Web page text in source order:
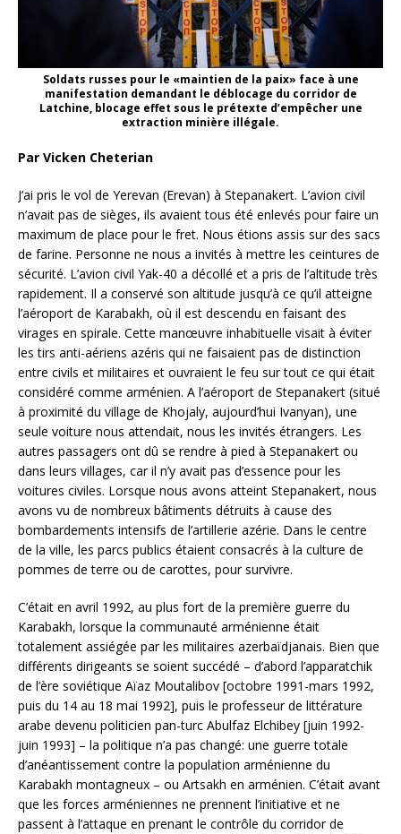
Soldats russes pour le «maintien de la paix» face à une
manifestation demandant le déblocage du corridor de
Latchine, blocage effet sous le prétexte d’empêcher une
extraction minière illégale.
Par Vicken Cheterian
J’ai pris le vol de Yerevan (Erevan) à Stepanakert. L’avion civil
n’avait pas de sièges, ils avaient tous été enlevés pour faire un
maximum de place pour le fret. Nous étions assis sur des sacs
de farine. Personne ne nous a invités à mettre les ceintures de
sécurité. L’avion civil Yak-40 a décollé et a pris de l’altitude très
rapidement. Il a conservé son altitude jusqu’à ce qu’il atteigne
l’aéroport de Karabakh, où il est descendu en faisant des
virages en spirale. Cette manœuvre inhabituelle visait à éviter
les tirs anti-aériens azéris qui ne faisaient pas de distinction
entre civils et militaires et ouvraient le feu sur tout ce qui était
considéré comme arménien. A l’aéroport de Stepanakert (situé
à proximité du village de Khojaly, aujourd’hui Ivanyan), une
seule voiture nous attendait, nous les invités étrangers. Les
autres passagers ont dû se rendre à pied à Stepanakert ou
dans leurs villages, car il n’y avait pas d’essence pour les
voitures civiles. Lorsque nous avons atteint Stepanakert, nous
avons vu de nombreux bâtiments détruits à cause des
bombardements intensifs de l’artillerie azérie. Dans le centre
de la ville, les parcs publics étaient consacrés à la culture de
pommes de terre ou de carottes, pour survivre.
C’était en avril 1992, au plus fort de la première guerre du
Karabakh, lorsque la communauté arménienne était
totalement assiégée par les militaires azerbaïdjanais. Bien que
différents dirigeants se soient succédé – d’abord l’apparatchik
de l’ère soviétique Aïaz Moutalibov [octobre 1991-mars 1992,
puis du 14 au 18 mai 1992], puis le professeur de littérature
arabe devenu politicien pan-turc Abulfaz Elchibey [juin 1992-
juin 1993] – la politique n’a pas changé: une guerre totale
d’anéantissement contre la population arménienne du
Karabakh montagneux – ou Artsakh en arménien. C’était avant
que les forces arméniennes ne prennent l’initiative et ne
passent à l’attaque en prenant le contrôle du corridor de